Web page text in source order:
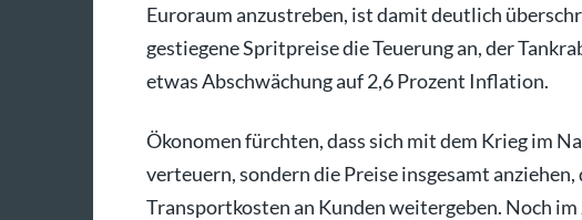
Euroraum anzustreben, ist damit deutlich
gestiegene Spritpreise die Teuerung an, der
etwas Abschwächung auf 2,6 Prozent Inflation.
Ökonomen fürchten, dass sich mit dem Krieg im
verteuern, sondern die Preise insgesamt
Transportkosten an Kunden weitergeben. Noch